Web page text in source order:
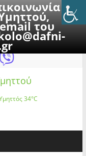
με
του
2026
34°C